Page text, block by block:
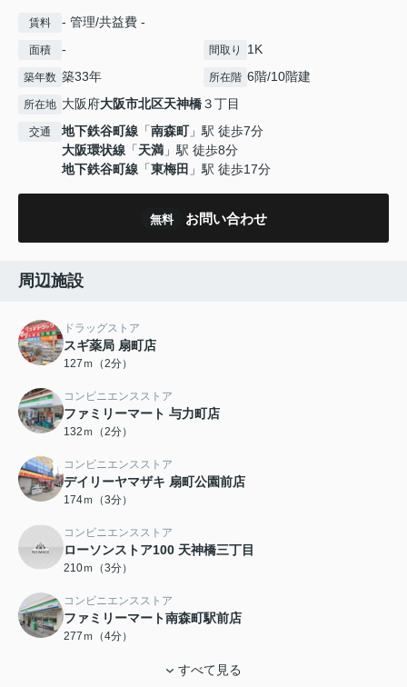
賃料 - 管理/共益費 -
面積 - 間取り 1K
築年数 築33年 所在階 6階/10階建
所在地 大阪府大阪市北区天神橋３丁目
交通 地下鉄谷町線 「南森町」駅 徒歩7分
大阪環状線 「天満 」駅 徒歩8分
地下鉄谷町線 「東梅田 」駅 徒歩17分
無料 お問い合わせ
周辺施設
ドラッグストア
スギ薬局 扇町店
127ｍ（2分）
コンビニエンスストア
ファミリーマート 与力町店
132ｍ（2分）
コンビニエンスストア
デイリーヤマザキ 扇町公園前店
174ｍ（3分）
コンビニエンスストア
ローソンストア100 天神橋三丁目
210ｍ（3分）
コンビニエンスストア
ファミリーマート南森町駅前店
277ｍ（4分）
すべて見る